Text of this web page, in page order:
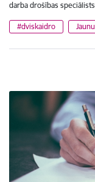
darba drošības
#dviskaidro